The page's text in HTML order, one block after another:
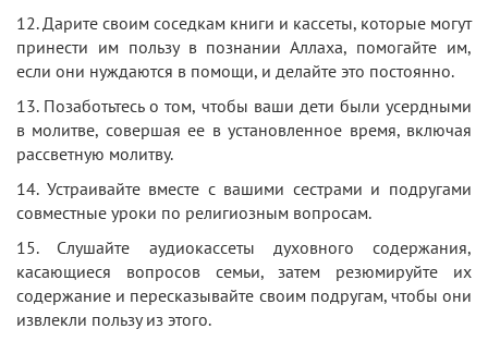
12. Дарите своим соседкам книги и кассеты, которые могут
принести им пользу в познании Аллаха, помогайте им,
если они нуждаются в помощи, и делайте это постоянно.
13. Позаботьтесь о том, чтобы ваши дети были усердными
в молитве, совершая ее в установленное время, включая
рассветную молитву.
14. Устраивайте вместе с вашими сестрами и подругами
совместные уроки по религиозным вопросам.
15. Слушайте аудиокассеты духовного содержания,
касающиеся вопросов семьи, затем резюмируйте их
содержание и пересказывайте своим подругам, чтобы они
извлекли пользу из этого.